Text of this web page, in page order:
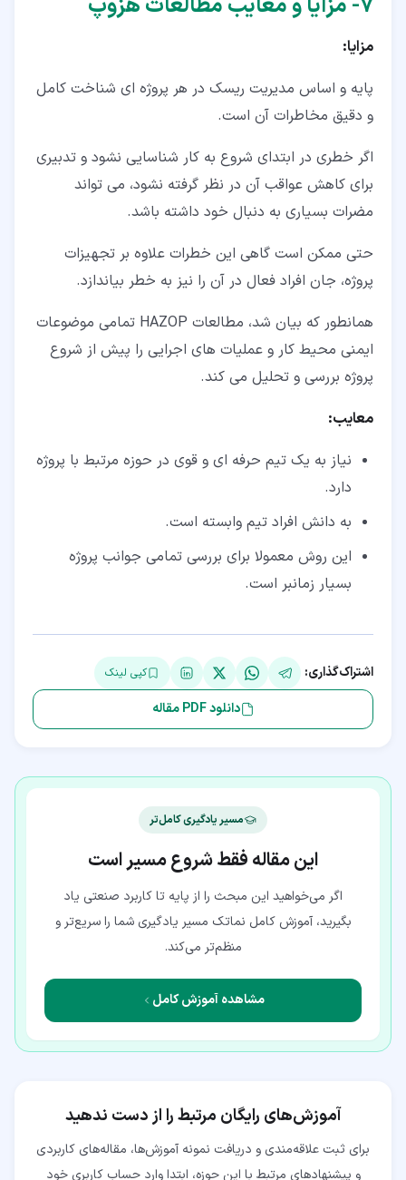
مزایا:
پایه و اساس مدیریت ریسک در هر پروژه ای شناخت کامل
و دقیق مخاطرات آن است.
اگر خطری در ابتدای شروع به کار شناسایی نشود و تدبیری
برای کاهش عواقب آن در نظر گرفته نشود، می تواند
مضرات بسیاری به دنبال خود داشته باشد.
حتی ممکن است گاهی این خطرات علاوه بر تجهیزات
پروژه، جان افراد فعال در آن را نیز به خطر بیاندازد.
همانطور که بیان شد، مطالعات HAZOP تمامی موضوعات
ایمنی محیط کار و عملیات های اجرایی را پیش از شروع
پروژه بررسی و تحلیل می کند.
معایب:
نیاز به یک تیم حرفه ای و قوی در حوزه مرتبط با پروژه
دارد.
به دانش افراد تیم وابسته است.
این روش معمولا برای بررسی تمامی جوانب پروژه
بسیار زمانبر است.
اشتراک‌گذاری: کپی لینک
دانلود PDF مقاله
مسیر یادگیری کامل‌تر
این مقاله فقط شروع مسیر است
اگر می‌خواهید این مبحث را از پایه تا کاربرد صنعتی یاد
بگیرید، آموزش کامل نماتک مسیر یادگیری شما را سریع‌تر و
منظم‌تر می‌کند.
مشاهده آموزش کامل
آموزش‌های رایگان مرتبط را از دست ندهید
برای ثبت علاقه‌مندی و دریافت نمونه آموزش‌ها، مقاله‌های کاربردی
و پیشنهادهای مرتبط با این حوزه، ابتدا وارد حساب کاربری خود